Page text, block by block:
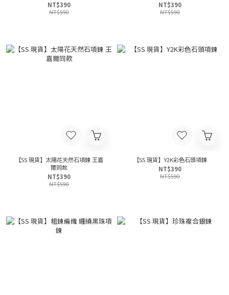
NT$390
NT$590
NT$390
NT$590
【SS 現貨】太陽花天然石項鍊 王嘉
爾同款
NT$390
NT$590
【SS 現貨】Y2K彩色石頭項鍊
NT$390
NT$590